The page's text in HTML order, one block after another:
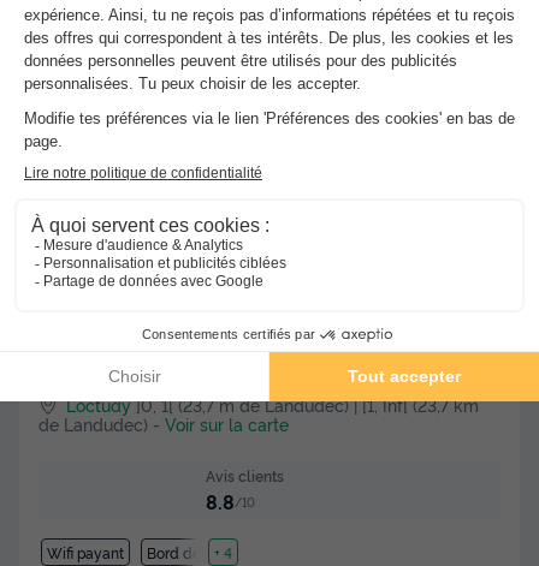
329 € 245 € -25%
d'économie
Voir les hébergements
Camping Les Hortensias
Loctudy ]0, 1[ (23,7 m de Landudec) | [1, Inf[ (23,7 km
de Landudec) - Voir sur la carte
Avis clients
8.8/10
Wifi payant Bord de mer
+ 4